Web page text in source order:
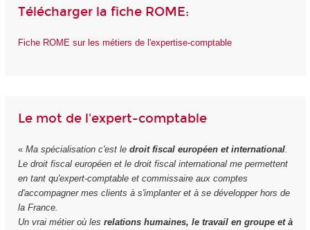
Télécharger la fiche ROME:
Fiche ROME sur les métiers de l'expertise-comptable
Le mot de l'expert-comptable
« Ma spécialisation c'est le droit fiscal européen et international.
Le droit fiscal européen et le droit fiscal international me permettent
en tant qu'expert-comptable et commissaire aux comptes
d'accompagner mes clients à s'implanter et à se développer hors de
la France.
Un vrai métier où les relations humaines, le travail en groupe et à